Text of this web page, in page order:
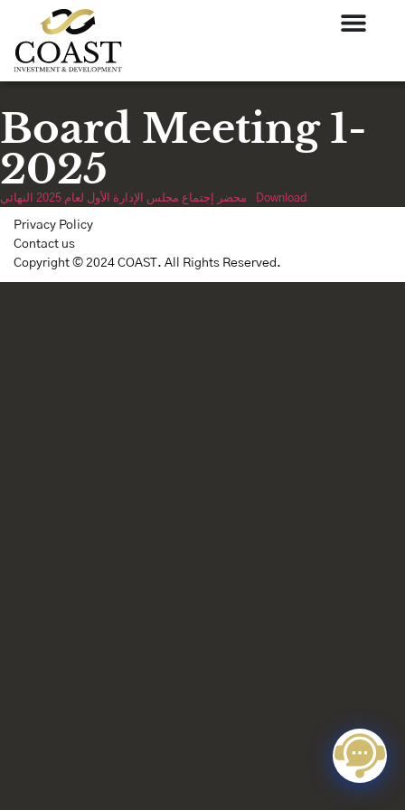
Board Meeting 1-
2025
محضر إجتماع مجلس الإدارة الأول لعام 2025 النهائي Download
Privacy Policy
Contact us
Copyright © 2024 COAST. All Rights Reserved.